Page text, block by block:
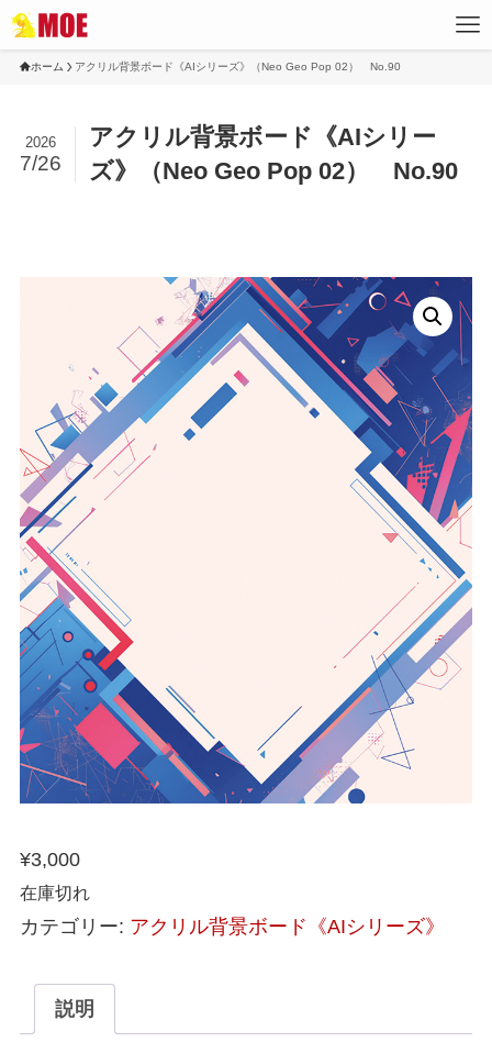
ホーム アクリル背景ボード《AIシリーズ》（Neo Geo Pop 02） No.90
アクリル背景ボード《AIシリー
ズ》（Neo Geo Pop 02） No.90
2026
7/26
¥3,000
在庫切れ
カテゴリー: アクリル背景ボード《AIシリーズ》
説明